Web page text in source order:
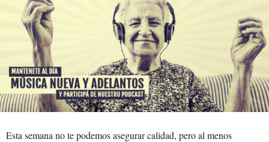
Esta semana no te podemos asegurar calidad, pero al menos